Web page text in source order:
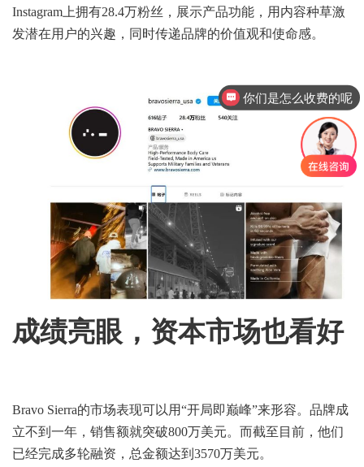
Instagram上拥有28.4万粉丝，展示产品功能，用内容种草激
发潜在用户的兴趣，同时传递品牌的价值观和使命感。
成绩亮眼，资本市场也看好
Bravo Sierra的市场表现可以用“开局即巅峰”来形容。品牌成
立不到一年，销售额就突破800万美元。而截至目前，他们
已经完成多轮融资，总金额达到3570万美元。
你们是怎么收费的呢